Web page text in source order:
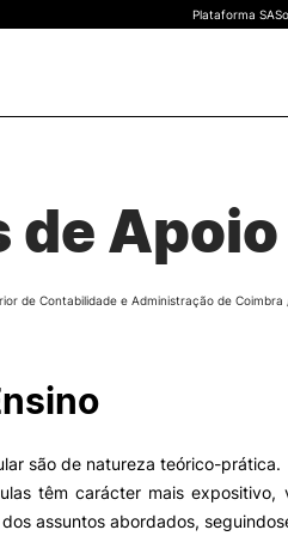
Formativa
Bolsas
Plataforma
de
de Contabilidade e Administração de Coimbra
são de natureza teórico-prática.
têm carácter mais expositivo,
assuntos abordados,